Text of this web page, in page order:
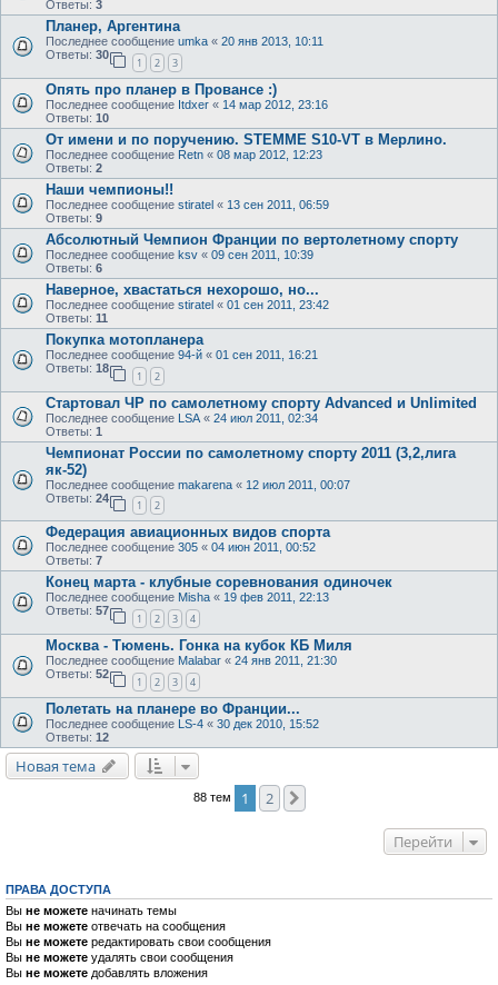
Ответы: 3
Планер, Аргентина
Последнее сообщение umka « 20 янв 2013, 10:11
Ответы: 30
1 2 3
Опять про планер в Провансе :)
Последнее сообщение Itdxer « 14 мар 2012, 23:16
Ответы: 10
От имени и по поручению. STEMME S10-VT в Мерлино.
Последнее сообщение Retn « 08 мар 2012, 12:23
Ответы: 2
Наши чемпионы!!
Последнее сообщение stiratel « 13 сен 2011, 06:59
Ответы: 9
Абсолютный Чемпион Франции по вертолетному спорту
Последнее сообщение ksv « 09 сен 2011, 10:39
Ответы: 6
Наверное, хвастаться нехорошо, но...
Последнее сообщение stiratel « 01 сен 2011, 23:42
Ответы: 11
Покупка мотопланера
Последнее сообщение 94-й « 01 сен 2011, 16:21
Ответы: 18
1 2
Стартовал ЧР по самолетному спорту Advanced и Unlimited
Последнее сообщение LSA « 24 июл 2011, 02:34
Ответы: 1
Чемпионат России по самолетному спорту 2011 (3,2,лига
як-52)
Последнее сообщение makarena « 12 июл 2011, 00:07
Ответы: 24
1 2
Федерация авиационных видов спорта
Последнее сообщение 305 « 04 июн 2011, 00:52
Ответы: 7
Конец марта - клубные соревнования одиночек
Последнее сообщение Misha « 19 фев 2011, 22:13
Ответы: 57
1 2 3 4
Москва - Тюмень. Гонка на кубок КБ Миля
Последнее сообщение Malabar « 24 янв 2011, 21:30
Ответы: 52
1 2 3 4
Полетать на планере во Франции...
Последнее сообщение LS-4 « 30 дек 2010, 15:52
Ответы: 12
Новая тема
88 тем 1 2
Перейти
ПРАВА ДОСТУПА
Вы не можете начинать темы
Вы не можете отвечать на сообщения
Вы не можете редактировать свои сообщения
Вы не можете удалять свои сообщения
Вы не можете добавлять вложения